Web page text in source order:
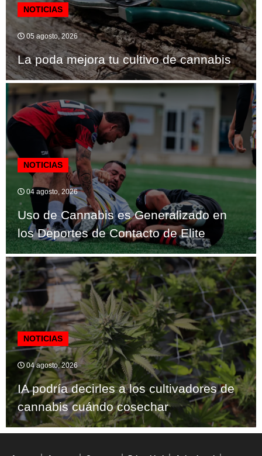
NOTICIAS
05 agosto, 2026
La poda mejora tu cultivo de cannabis
NOTICIAS
04 agosto, 2026
Uso de Cannabis es Generalizado en
los Deportes de Contacto de Elite
NOTICIAS
04 agosto, 2026
IA podría decirles a los cultivadores de
cannabis cuándo cosechar